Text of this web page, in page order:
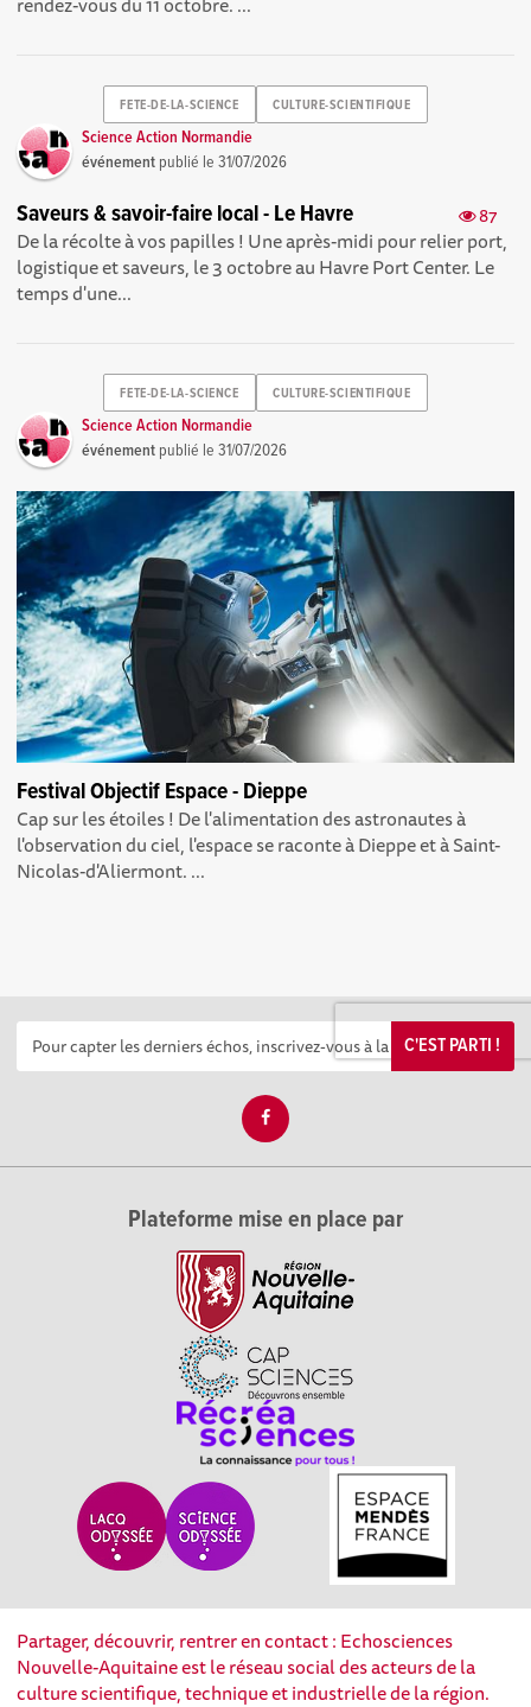
FETE-DE-LA-SCIENCE CULTURE-SCIENTIFIQUE
Science Action Normandie
événement publié le31/07/2026
87
Saveurs & savoir-faire local - Le Havre
De la récolte à vos papilles ! Une après-midi pour relier port,
logistique et saveurs, le 3 octobre au Havre Port Center. Le
temps d'une...
FETE-DE-LA-SCIENCE CULTURE-SCIENTIFIQUE
Science Action Normandie
événement publié le31/07/2026
Festival Objectif Espace - Dieppe
Cap sur les étoiles ! De l'alimentation des astronautes à
l'observation du ciel, l'espace se raconte à Dieppe et à Saint-
Nicolas-d'Aliermont. ...
C'EST PARTI !
Plateforme mise en place par
Partager, découvrir, rentrer en contact : Echosciences
Nouvelle-Aquitaine est le réseau social des acteurs de la
culture scientifique, technique et industrielle de la région.